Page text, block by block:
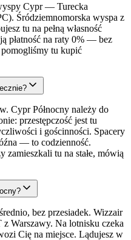
Cypr — Turecka
Śródziemnomorska wyspa z
tu na pełną własność
płatność na raty 0% — bez
tu kupić
Cypr Północny należy do
przestępczość jest tu
i gościnności. Spacery
— to codzienność.
tu na stałe, mówią
bez przesiadek. Wizzair
Warszawy. Na lotnisku czeka
Cię na miejsce. Lądujesz w